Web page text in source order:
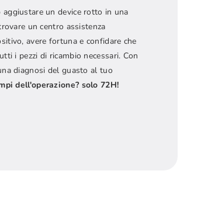
un device rotto in una
un centro assistenza
avere fortuna e confidare che
i pezzi di ricambio necessari. Con
diagnosi del guasto al tuo
dell'operazione? solo 72H!